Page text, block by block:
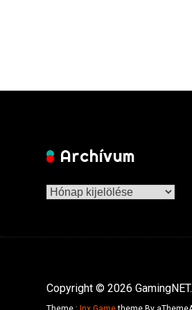
Archívum
Archívum
Copyright © 2026